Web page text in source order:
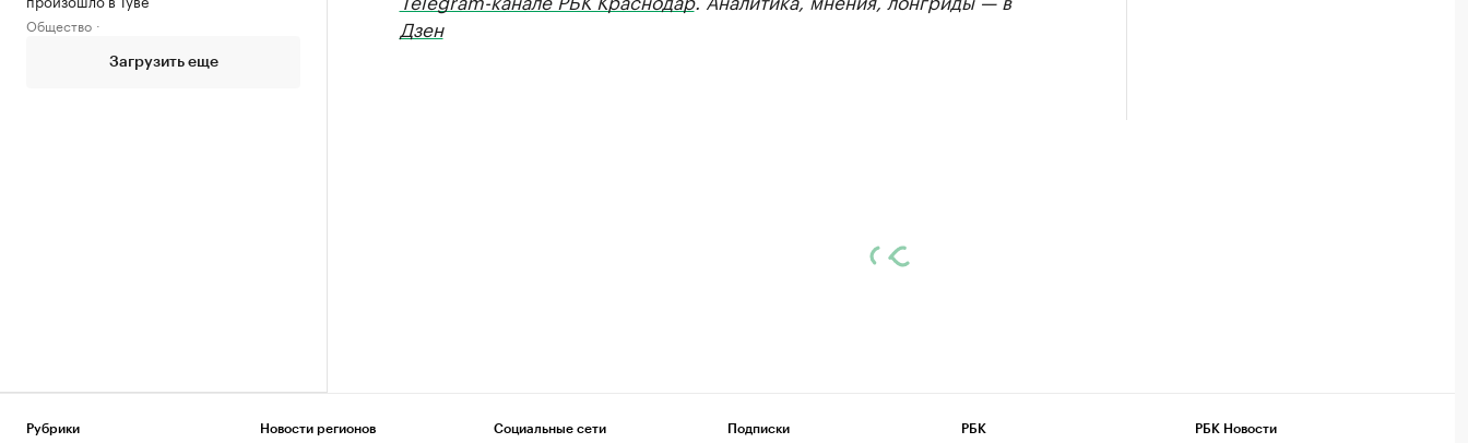
Общество
Загрузить еще
Дзен
Рубрики Новости регионов Социальные сети Подписки РБК РБК Новости